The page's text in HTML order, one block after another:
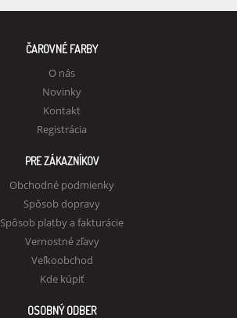
ČAROVNÉ FARBY
O nás
Novinky
Kontakt
Registrácia
PRE ZÁKAZNÍKOV
Obchodné podmienky
Spôsob dopravy
Spôsob platby a fakturácie
Vernostné zľavy
Veľkoobchod
Kde kúpiť
OSOBNÝ ODBER